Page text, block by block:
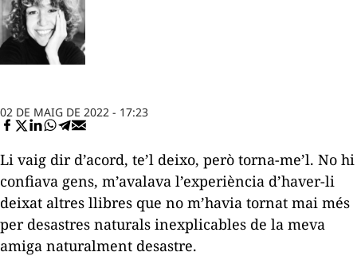
02 DE MAIG DE 2022 - 17:23
Li vaig dir d’acord, te’l deixo, però torna-me’l. No hi
confiava gens, m’avalava l’experiència d’haver-li
deixat altres llibres que no m’havia tornat mai més
per desastres naturals inexplicables de la meva
amiga naturalment desastre.